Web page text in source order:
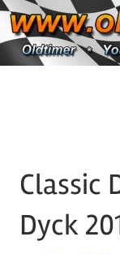
Zum
Inhalt
springen
Motorsport
Tuning
Classic
Dyck